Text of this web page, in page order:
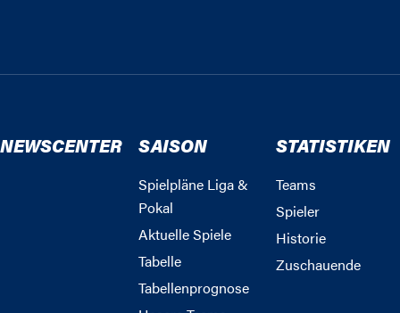
NEWSCENTER SAISON
Spielpläne Liga &
Pokal
Aktuelle Spiele
Tabelle
Tabellenprognose
STATISTIKEN
Teams
Spieler
Historie
Zuschauende